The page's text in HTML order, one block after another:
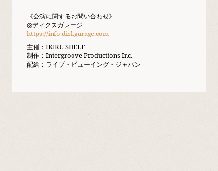
《公演に関するお問い合わせ》
◎ディクスガレージ
https://info.diskgarage.com
主催：IKIRU SHELF
制作：Intergroove Productions Inc.
配給：ライブ・ビューイング・ジャパン